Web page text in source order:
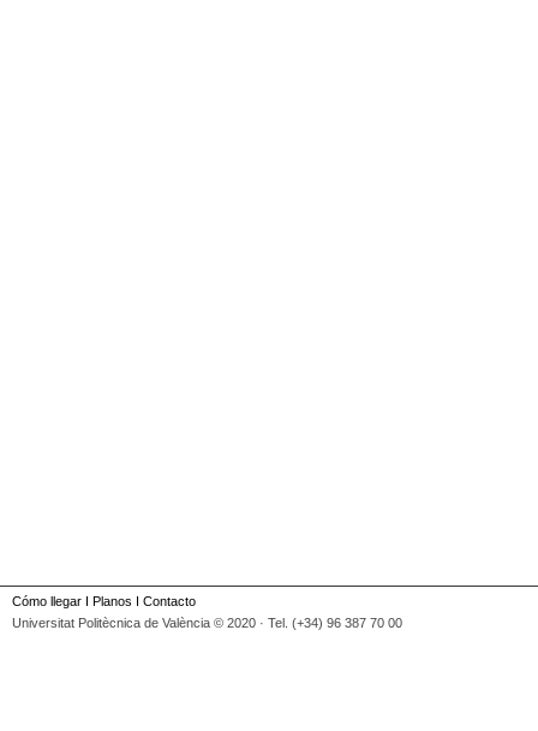
Cómo llegar I Planos I Contacto
Universitat Politècnica de València © 2020 · Tel. (+34) 96 387 70 00